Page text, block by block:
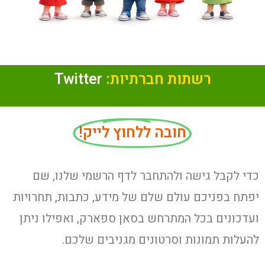
רשתות חברתיות: Twitter
חובה ללחוץ לייק!
כדי לקבל גישה ולהתחבר לדף הרשמי שלנו, שם
יפתח בפניכם עולם שלם של מידע, כתבות, תחרויות
ועדכונים בכל המתרחש בסאן ספארק, ואפילו ניתן
להעלות תמונות וסרטונים מגניבים שלכם.